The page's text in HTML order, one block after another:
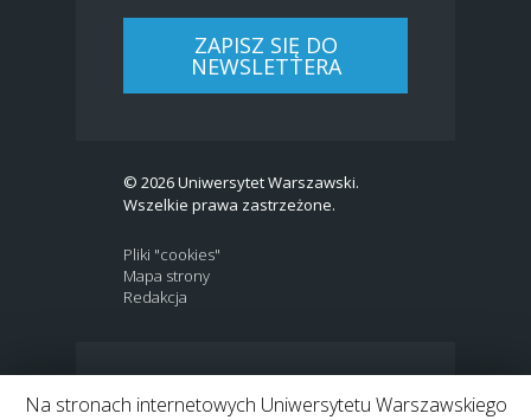
ZAPISZ SIĘ DO
NEWSLETTERA
© 2026 Uniwersytet Warszawski.
Wszelkie prawa zastrzeżone.
Pliki "cookies"
Mapa strony
Redakcja
Na stronach internetowych Uniwersytetu Warszawskiego